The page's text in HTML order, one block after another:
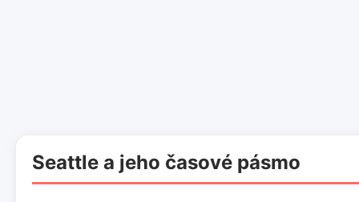
Seattle a jeho časové pásmo